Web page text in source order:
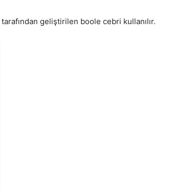
tarafından geliştirilen boole cebri kullanılır.